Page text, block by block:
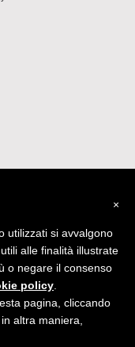
Licenza
opere derivate 4.0
×
utilizzati si avvalgono
alle finalità illustrate
o negare il consenso
policy
pagina, cliccando
altra maniera,